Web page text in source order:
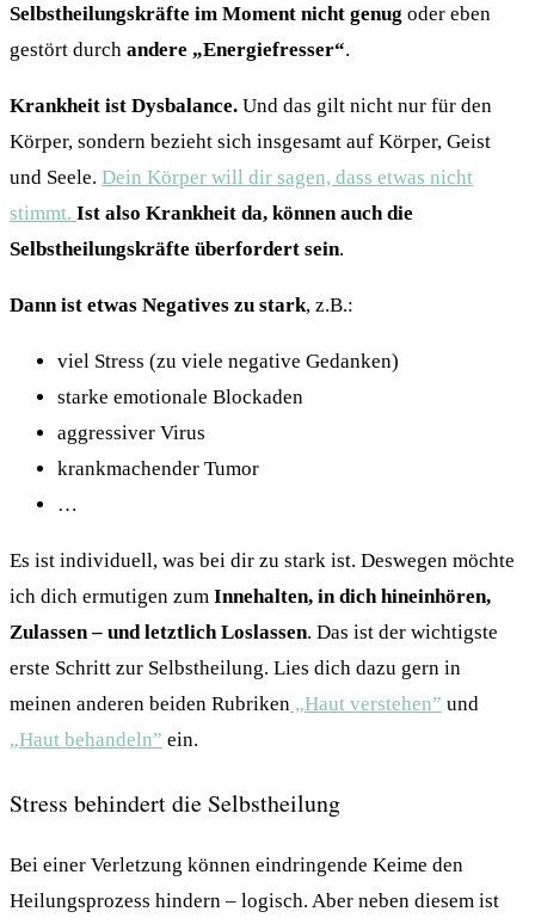
Selbstheilungskräfte im Moment nicht genug oder eben
gestört durch andere „Energiefresser“.
Krankheit ist Dysbalance. Und das gilt nicht nur für den
Körper, sondern bezieht sich insgesamt auf Körper, Geist
und Seele. Dein Körper will dir sagen, dass etwas nicht
stimmt. Ist also Krankheit da, können auch die
Selbstheilungskräfte überfordert sein.
Dann ist etwas Negatives zu stark, z.B.:
viel Stress (zu viele negative Gedanken)
starke emotionale Blockaden
aggressiver Virus
krankmachender Tumor
…
Es ist individuell, was bei dir zu stark ist. Deswegen möchte
ich dich ermutigen zum Innehalten, in dich hineinhören,
Zulassen – und letztlich Loslassen. Das ist der wichtigste
erste Schritt zur Selbstheilung. Lies dich dazu gern in
meinen anderen beiden Rubriken „Haut verstehen” und
„Haut behandeln” ein.
Stress behindert die Selbstheilung
Bei einer Verletzung können eindringende Keime den
Heilungsprozess hindern – logisch. Aber neben diesem ist